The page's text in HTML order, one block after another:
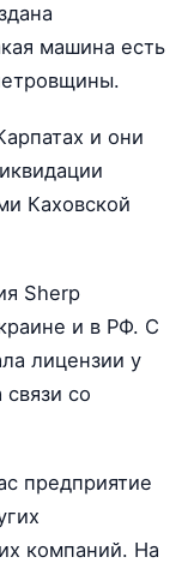
машина есть
и они
Каховской
Sherp
и в РФ. С
лицензии у
связи со
предприятие
компаний. На